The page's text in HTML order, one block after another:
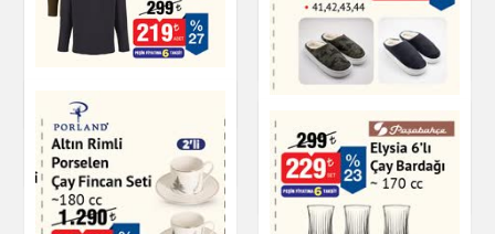
Porland Porselen
Tuzluk Biberlik Seti
Mutfak Ürünleri
Çay & Kahve & Şeker
Yarım Fermuarlı
Polar Sweat
Giyim
Kamuflaj Desenli
Terlik Erkek
Ayakkabı